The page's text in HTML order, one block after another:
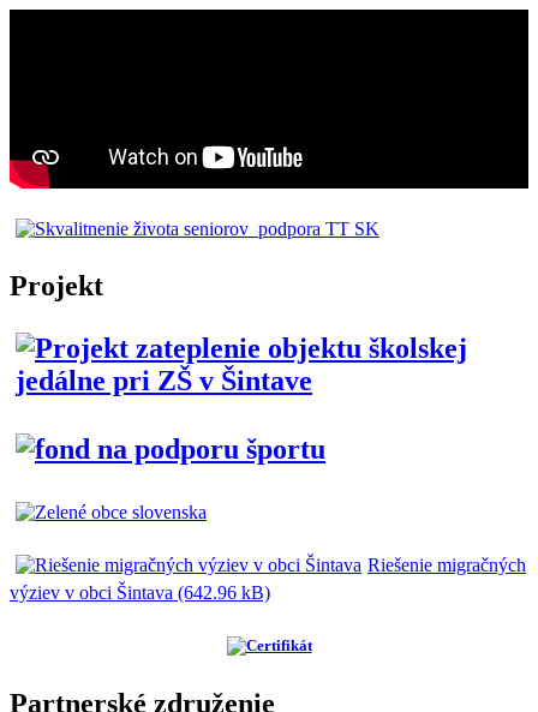
Projekt
Riešenie migračných
výziev v obci Šintava (642.96 kB)
Partnerské združenie